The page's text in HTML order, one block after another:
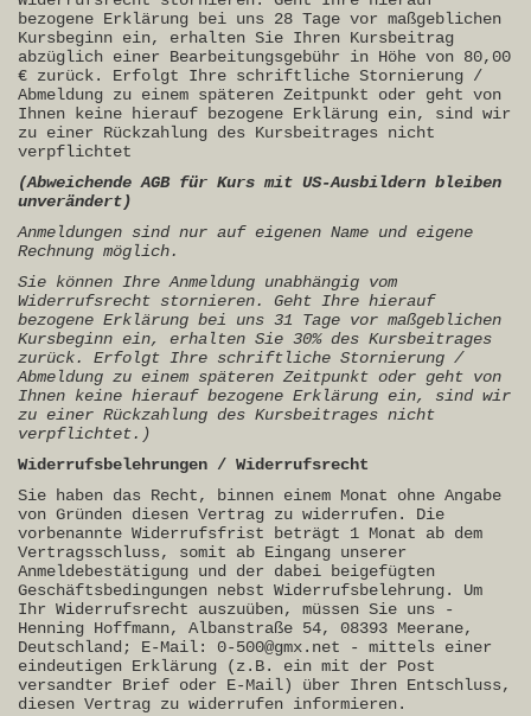
bezogene Erklärung bei uns 28 Tage vor maßgeblichen
Kursbeginn ein, erhalten Sie Ihren Kursbeitrag
abzüglich einer Bearbeitungsgebühr in Höhe von 80,00
€ zurück. Erfolgt Ihre schriftliche Stornierung /
Abmeldung zu einem späteren Zeitpunkt oder geht von
Ihnen keine hierauf bezogene Erklärung ein, sind wir
zu einer Rückzahlung des Kursbeitrages nicht
verpflichtet
(Abweichende AGB für Kurs mit US-Ausbildern bleiben
unverändert)
Anmeldungen sind nur auf eigenen Name und eigene
Rechnung möglich.
Sie können Ihre Anmeldung unabhängig vom
Widerrufsrecht stornieren. Geht Ihre hierauf
bezogene Erklärung bei uns 31 Tage vor maßgeblichen
Kursbeginn ein, erhalten Sie 30% des Kursbeitrages
zurück. Erfolgt Ihre schriftliche Stornierung /
Abmeldung zu einem späteren Zeitpunkt oder geht von
Ihnen keine hierauf bezogene Erklärung ein, sind wir
zu einer Rückzahlung des Kursbeitrages nicht
verpflichtet.)
Widerrufsbelehrungen / Widerrufsrecht
Sie haben das Recht, binnen einem Monat ohne Angabe
von Gründen diesen Vertrag zu widerrufen. Die
vorbenannte Widerrufsfrist beträgt 1 Monat ab dem
Vertragsschluss, somit ab Eingang unserer
Anmeldebestätigung und der dabei beigefügten
Geschäftsbedingungen nebst Widerrufsbelehrung. Um
Ihr Widerrufsrecht auszuüben, müssen Sie uns -
Henning Hoffmann, Albanstraße 54, 08393 Meerane,
Deutschland; E-Mail: 0-500@gmx.net - mittels einer
eindeutigen Erklärung (z.B. ein mit der Post
versandter Brief oder E-Mail) über Ihren Entschluss,
diesen Vertrag zu widerrufen informieren.